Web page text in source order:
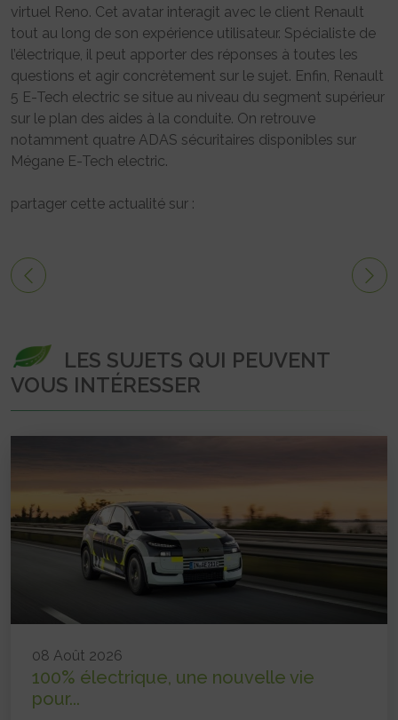
virtuel Reno. Cet avatar interagit avec le client Renault
tout au long de son expérience utilisateur. Spécialiste de
l’électrique, il peut apporter des réponses à toutes les
questions et agir concrètement sur le sujet. Enfin, Renault
5 E-Tech electric se situe au niveau du segment supérieur
sur le plan des aides à la conduite. On retrouve
notamment quatre ADAS sécuritaires disponibles sur
Mégane E-Tech electric.
partager cette actualité sur :
LES SUJETS QUI PEUVENT
VOUS INTÉRESSER
08 Août 2026
100% électrique, une nouvelle vie
pour...